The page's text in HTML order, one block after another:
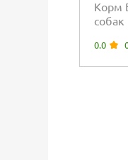
Корм
собак
0.0